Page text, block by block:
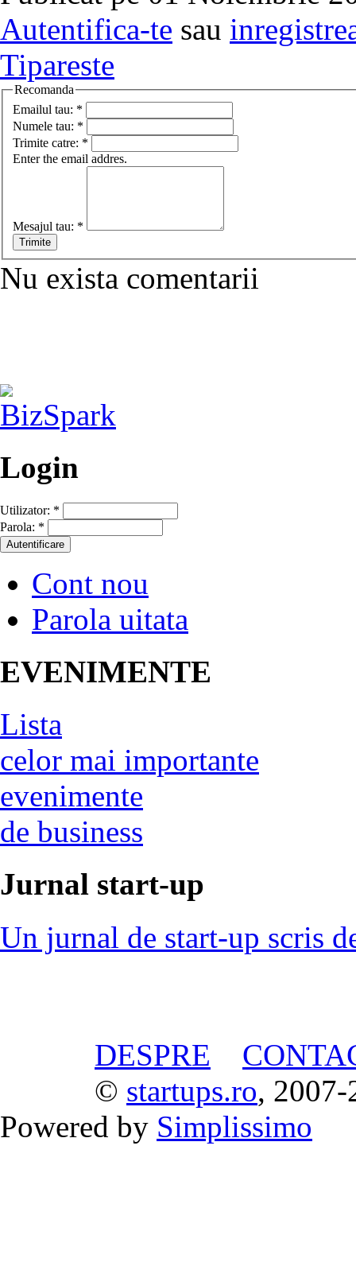
Autentifica-te sau
Tipareste
Recomanda
Emailul tau: *
Numele tau: *
Trimite catre: *
Enter the email addres.
Mesajul tau: *
Nu exista comentarii
Login
Utilizator: *
Parola: *
Cont nou
Parola uitata
EVENIMENTE
Lista
celor mai importante
evenimente
de business
Jurnal start-up
Un jurnal de start-up scris
DESPRE
© startups.ro, 2007-
Powered by Simplissimo